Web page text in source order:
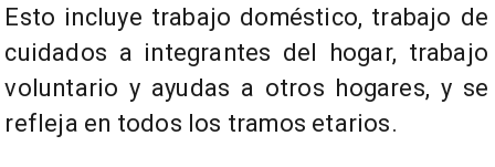
Esto incluye trabajo doméstico, trabajo de
cuidados a integrantes del hogar, trabajo
voluntario y ayudas a otros hogares, y se
refleja en todos los tramos etarios.